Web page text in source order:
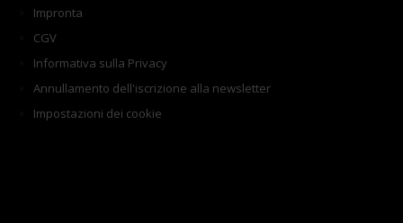
Impronta
CGV
Informativa sulla Privacy
Annullamento dell'iscrizione alla newsletter
Impostazioni dei cookie